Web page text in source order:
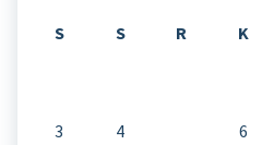
S S R K
3 4 6